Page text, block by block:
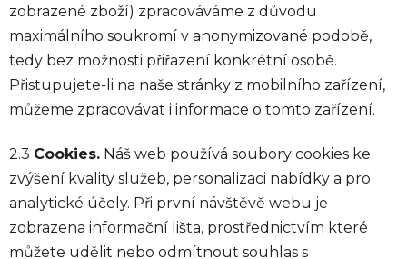
zobrazené zboží) zpracováváme z důvodu
maximálního soukromí v anonymizované podobě,
tedy bez možnosti přiřazení konkrétní osobě.
Přistupujete-li na naše stránky z mobilního zařízení,
můžeme zpracovávat i informace o tomto zařízení.
2.3 Cookies. Náš web používá soubory cookies ke
zvýšení kvality služeb, personalizaci nabídky a pro
analytické účely. Při první návštěvě webu je
zobrazena informační lišta, prostřednictvím které
můžete udělit nebo odmítnout souhlas s